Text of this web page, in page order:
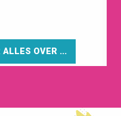
ALLES OVER ...